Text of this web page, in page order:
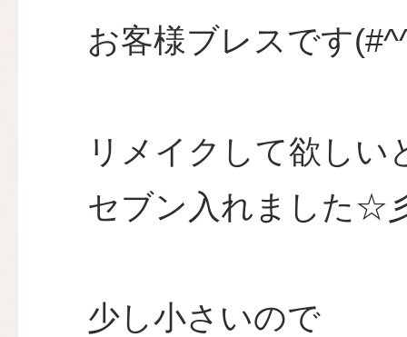
お客様ブレスです
リメイクして欲しい
セブン入れました☆
少し小さいので